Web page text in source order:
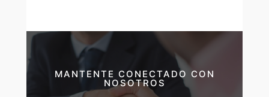
MANTENTE CONECTADO CON
NOSOTROS